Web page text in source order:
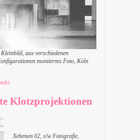
aus verschiedenen
montiertes Foto, Köln
Klotzprojektionen
Xebenen 02, s/w Fotografie,